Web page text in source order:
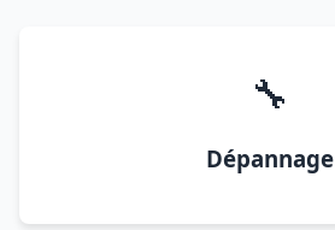
🔧
Dépannage